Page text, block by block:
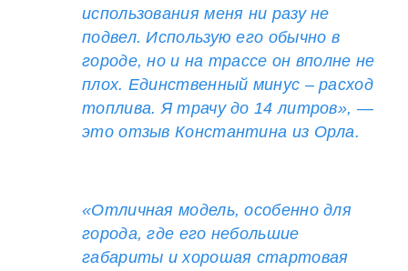
использования меня ни разу не
подвел. Использую его обычно в
городе, но и на трассе он вполне не
плох. Единственный минус – расход
топлива. Я трачу до 14 литров», —
это отзыв Константина из Орла.
«Отличная модель, особенно для
города, где его небольшие
габариты и хорошая стартовая